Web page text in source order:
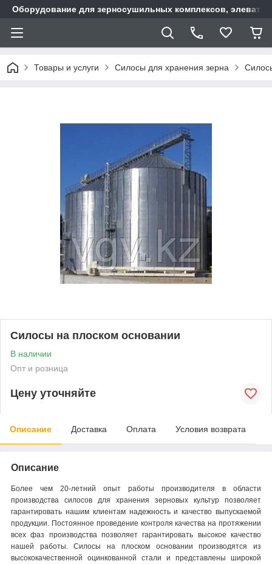
Оборудование для зерносушильных комплексов,
Товары и услуги Силосы для хранения зерна
Силосы на плоском основании
В наличии
Опт и розница
Цену уточняйте
Описание Доставка Оплата Условия возврата
Описание
Более чем 20-летний опыт работы производителя в области
производства силосов для хранения зерновых культур позволяет
гарантировать нашим клиентам надежность и качество выпускаемой
продукции. Постоянное проведение контроля качества на протяжении
всех фаз производства позволяет гарантировать высокое качество
нашей работы. Силосы на плоском основании производятся из
высококачественной оцинкованной стали и представлены широкой